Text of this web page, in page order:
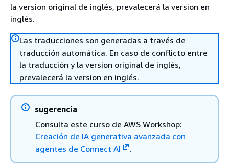
la version original de inglés, prevalecerá la version en
inglés.
Las traducciones son generadas a través de
traducción automática. En caso de conflicto entre
la traducción y la version original de inglés,
prevalecerá la version en inglés.
sugerencia
Consulta este curso de AWS Workshop:
Creación de IA generativa avanzada con
agentes de Connect AI
.